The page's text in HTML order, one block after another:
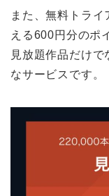
また、無料トラ
える600円分のポ
見放題作品だけ
なサービスです。